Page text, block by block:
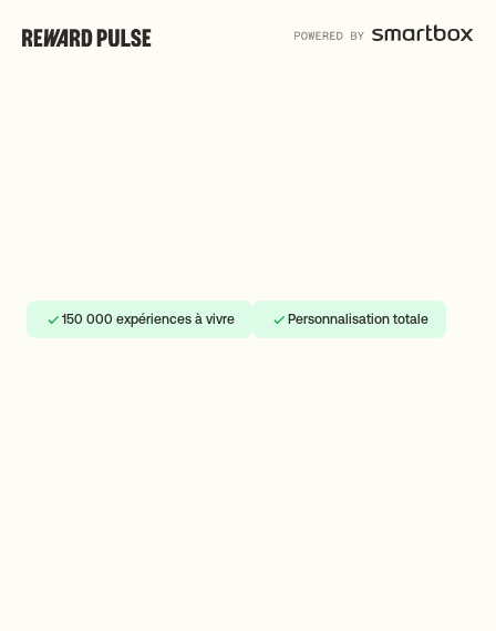
150 000 expériences à vivre Personnalisation totale